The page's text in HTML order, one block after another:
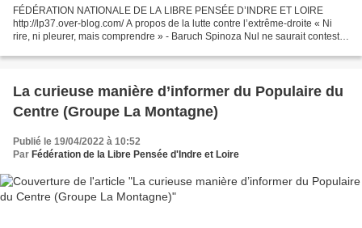
FÉDÉRATION NATIONALE DE LA LIBRE PENSÉE D’INDRE ET LOIRE
http://lp37.over-blog.com/ A propos de la lutte contre l’extrême-droite « Ni
rire, ni pleurer, mais comprendre » - Baruch Spinoza Nul ne saurait contester
La curieuse manière d’informer du Populaire du
Centre (Groupe La Montagne)
Publié le 19/04/2022 à 10:52
Par Fédération de la Libre Pensée d'Indre et Loire